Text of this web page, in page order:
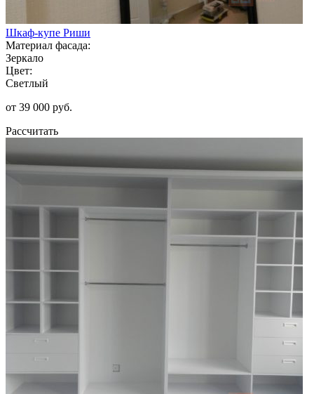
Шкаф-купе Риши
Материал фасада:
Зеркало
Цвет:
Светлый
от 39 000 руб.
Рассчитать